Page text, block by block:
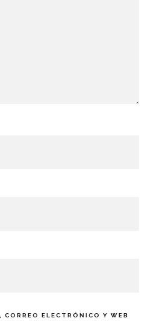
CORREO ELECTRÓNICO Y WEB